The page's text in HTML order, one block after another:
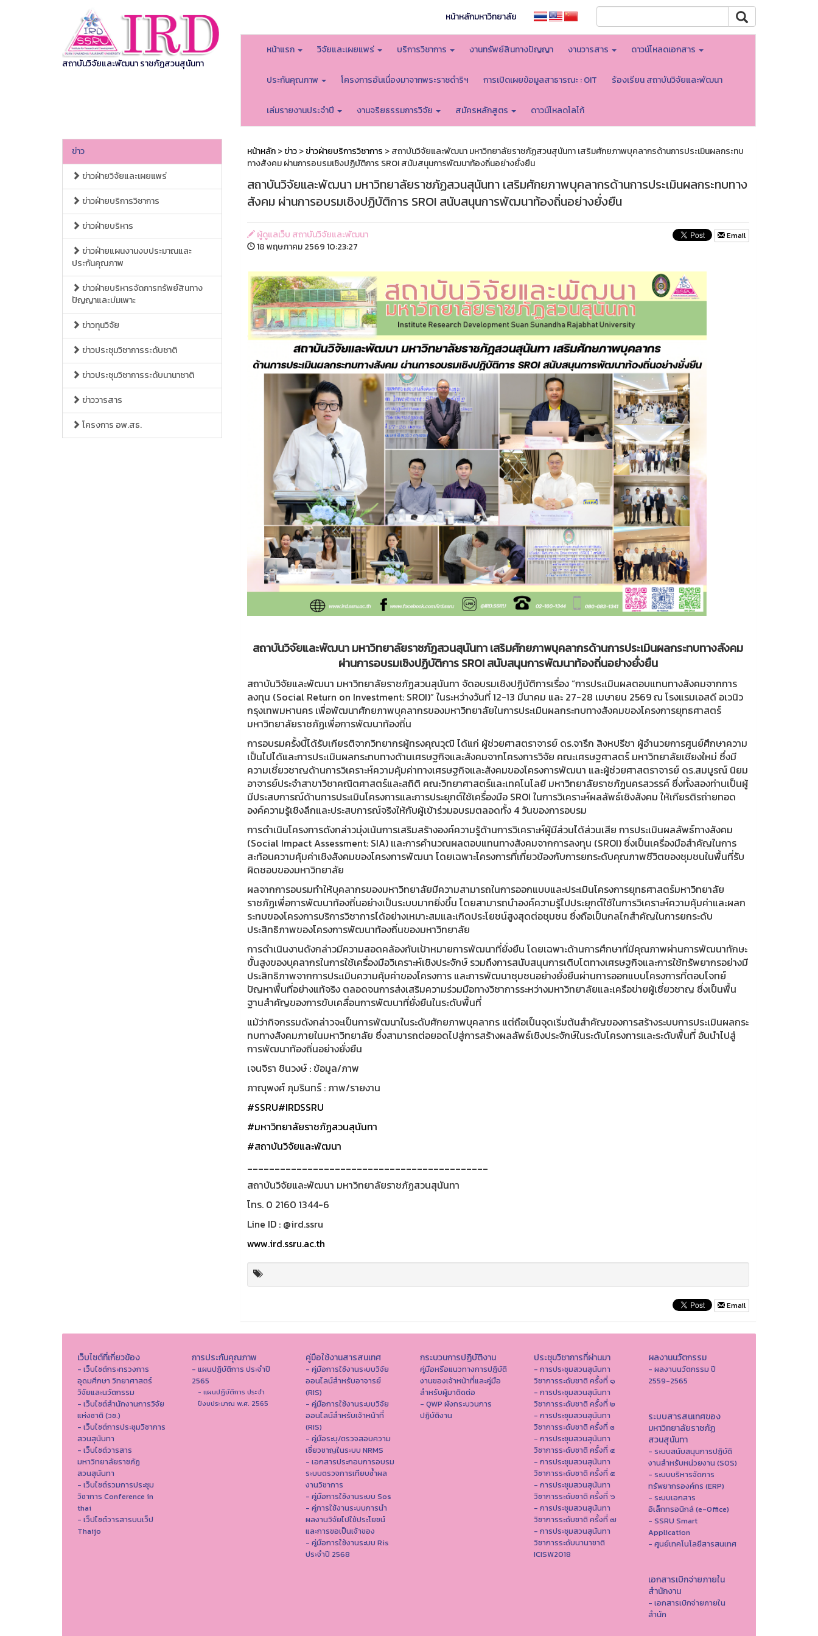
สถาบันวิจัยและพัฒนา ราชภัฏสวนสุนันทา
หน้าหลักมหาวิทยาลัย
หน้าแรก วิจัยและเผยแพร่ บริการวิชาการ งานทรัพย์สินทางปัญญา งานวารสาร ดาวน์โหลดเอกสาร
ประกันคุณภาพ โครงการอันเนื่องมาจากพระราชดำริฯ การเปิดเผยข้อมูลสาธารณะ : OIT ร้องเรียน สถาบันวิจัยและพัฒนา
เล่มรายงานประจำปี งานจริยธรรมการวิจัย สมัครหลักสูตร ดาวน์โหลดโลโก้
ข่าว
ข่าวฝ่ายวิจัยและเผยแพร่
ข่าวฝ่ายบริการวิชาการ
ข่าวฝ่ายบริหาร
ข่าวฝ่ายแผนงานงบประมาณและ
ประกันคุณภาพ
ข่าวฝ่ายบริหารจัดการทรัพย์สินทาง
ปัญญาและบ่มเพาะ
ข่าวทุนวิจัย
ข่าวประชุมวิชาการระดับชาติ
ข่าวประชุมวิชาการระดับนานาชาติ
ข่าววารสาร
โครงการ อพ.สธ.
หน้าหลัก>ข่าว>ข่าวฝ่ายบริการวิชาการ > สถาบันวิจัยและพัฒนา มหาวิทยาลัยราชภัฏสวนสุนันทา เสริมศักยภาพบุคลากรด้านการประเมินผลกระทบ
ทางสังคม ผ่านการอบรมเชิงปฏิบัติการ SROI สนับสนุนการพัฒนาท้องถิ่นอย่างยั่งยืน
สถาบันวิจัยและพัฒนา มหาวิทยาลัยราชภัฏสวนสุนันทา เสริมศักยภาพบุคลากรด้านการประเมินผลกระทบทาง
สังคม ผ่านการอบรมเชิงปฏิบัติการ SROI สนับสนุนการพัฒนาท้องถิ่นอย่างยั่งยืน
ผู้ดูแลเว็บ สถาบันวิจัยและพัฒนา
18 พฤษภาคม 2569 10:23:27
Email
สถาบันวิจัยและพัฒนา มหาวิทยาลัยราชภัฏสวนสุนันทา เสริมศักยภาพบุคลากรด้านการประเมินผลกระทบทางสังคม
ผ่านการอบรมเชิงปฏิบัติการ SROI สนับสนุนการพัฒนาท้องถิ่นอย่างยั่งยืน
สถาบันวิจัยและพัฒนา มหาวิทยาลัยราชภัฏสวนสุนันทา จัดอบรมเชิงปฏิบัติการเรื่อง “การประเมินผลตอบแทนทางสังคมจากการ
ลงทุน (Social Return on Investment: SROI)” ในระหว่างวันที่ 12-13 มีนาคม และ 27-28 เมษายน 2569 ณ โรงแรมเอสดี อเวนิว
กรุงเทพมหานคร เพื่อพัฒนาศักยภาพบุคลากรของมหาวิทยาลัยในการประเมินผลกระทบทางสังคมของโครงการยุทธศาสตร์
มหาวิทยาลัยราชภัฏเพื่อการพัฒนาท้องถิ่น
การอบรมครั้งนี้ได้รับเกียรติจากวิทยากรผู้ทรงคุณวุฒิ ได้แก่ ผู้ช่วยศาสตราจารย์ ดร.จารึก สิงหปรีชา ผู้อำนวยการศูนย์ศึกษาความ
เป็นไปได้และการประเมินผลกระทบทางด้านเศรษฐกิจและสังคมจากโครงการวิจัย คณะเศรษฐศาสตร์ มหาวิทยาลัยเชียงใหม่ ซึ่งมี
ความเชี่ยวชาญด้านการวิเคราะห์ความคุ้มค่าทางเศรษฐกิจและสังคมของโครงการพัฒนา และผู้ช่วยศาสตราจารย์ ดร.สมบูรณ์ นิยม
อาจารย์ประจำสาขาวิชาคณิตศาสตร์และสถิติ คณะวิทยาศาสตร์และเทคโนโลยี มหาวิทยาลัยราชภัฏนครสวรรค์ ซึ่งทั้งสองท่านเป็นผู้
มีประสบการณ์ด้านการประเมินโครงการและการประยุกต์ใช้เครื่องมือ SROI ในการวิเคราะห์ผลลัพธ์เชิงสังคม ให้เกียรติรถ่ายทอด
องค์ความรู้เชิงลึกและประสบการณ์จริงให้กับผู้เข้าร่วมอบรมตลอดทั้ง 4 วันของการอบรม
การดำเนินโครงการดังกล่าวมุ่งเน้นการเสริมสร้างองค์ความรู้ด้านการวิเคราะห์ผู้มีส่วนได้ส่วนเสีย การประเมินผลลัพธ์ทางสังคม
(Social Impact Assessment: SIA) และการคำนวณผลตอบแทนทางสังคมจากการลงทุน (SROI) ซึ่งเป็นเครื่องมือสำคัญในการ
สะท้อนความคุ้มค่าเชิงสังคมของโครงการพัฒนา โดยเฉพาะโครงการที่เกี่ยวข้องกับการยกระดับคุณภาพชีวิตของชุมชนในพื้นที่รับ
ผิดชอบของมหาวิทยาลัย
ผลจากการอบรมทำให้บุคลากรของมหาวิทยาลัยมีความสามารถในการออกแบบและประเมินโครงการยุทธศาสตร์มหาวิทยาลัย
ราชภัฏเพื่อการพัฒนาท้องถิ่นอย่างเป็นระบบมากยิ่งขึ้น โดยสามารถนำองค์ความรู้ไปประยุกต์ใช้ในการวิเคราะห์ความคุ้มค่าและผลก
ระทบของโครงการบริการวิชาการได้อย่างเหมาะสมและเกิดประโยชน์สูงสุดต่อชุมชน ซึ่งถือเป็นกลไกสำคัญในการยกระดับ
ประสิทธิภาพของโครงการพัฒนาท้องถิ่นของมหาวิทยาลัย
การดำเนินงานดังกล่าวมีความสอดคล้องกับเป้าหมายการพัฒนาที่ยั่งยืน โดยเฉพาะด้านการศึกษาที่มีคุณภาพผ่านการพัฒนาทักษะ
ขั้นสูงของบุคลากรในการใช้เครื่องมือวิเคราะห์เชิงประจักษ์ รวมถึงการสนับสนุนการเติบโตทางเศรษฐกิจและการใช้ทรัพยากรอย่างมี
ประสิทธิภาพจากการประเมินความคุ้มค่าของโครงการ และการพัฒนาชุมชนอย่างยั่งยืนผ่านการออกแบบโครงการที่ตอบโจทย์
ปัญหาพื้นที่อย่างแท้จริง ตลอดจนการส่งเสริมความร่วมมือทางวิชาการระหว่างมหาวิทยาลัยและเครือข่ายผู้เชี่ยวชาญ ซึ่งเป็นพื้น
ฐานสำคัญของการขับเคลื่อนการพัฒนาที่ยั่งยืนในระดับพื้นที่
แม้ว่ากิจกรรมดังกล่าวจะเป็นการพัฒนาในระดับศักยภาพบุคลากร แต่ถือเป็นจุดเริ่มต้นสำคัญของการสร้างระบบการประเมินผลกระ
ทบทางสังคมภายในมหาวิทยาลัย ซึ่งสามารถต่อยอดไปสู่การสร้างผลลัพธ์เชิงประจักษ์ในระดับโครงการและระดับพื้นที่ อันนำไปสู่
การพัฒนาท้องถิ่นอย่างยั่งยืน
เจนจิรา ชินวงษ์ : ข้อมูล/ภาพ
ภาณุพงศ์ ภุมรินทร์ : ภาพ/รายงาน
#SSRU#IRDSSRU
#มหาวิทยาลัยราชภัฏสวนสุนันทา
#สถาบันวิจัยและพัฒนา
____________________________________________
สถาบันวิจัยและพัฒนา มหาวิทยาลัยราชภัฏสวนสุนันทา
โทร. 0 2160 1344-6
Line ID : @ird.ssru
www.ird.ssru.ac.th
Email
เว็บไซต์ที่เกี่ยวข้อง
- เว็บไซต์กระทรวงการ
อุดมศึกษา วิทยาศาสตร์
วิจัยและนวัตกรรม
- เว็บไซต์สำนักงานการวิจัย
แห่งชาติ (วช.)
- เว็บไซต์การประชุมวิชาการ
สวนสุนันทา
- เว็บไซต์วารสาร
มหาวิทยาลัยราชภัฏ
สวนสุนันทา
- เว็บไซต์รวมการประชุม
วิชาการ Conference in
thai
- เว็ปไซต์วารสารบนเว็ป
Thaijo
การประกันคุณภาพ
- แผนปฏิบัติการ ประจำปี
2565
- แผนปฏิบัติการ ประจำ
ปีงบประมาณ พ.ศ. 2565
คู่มือใช้งานสารสนเทศ
- คู่มือการใช้งานระบบวิจัย
ออนไลน์สำหรับอาจารย์
(RIS)
- คู่มือการใช้งานระบบวิจัย
ออนไลน์สำหรับเจ้าหน้าที่
(RIS)
- คู่มือระบุ/ตรวจสอบความ
เชี่ยวชาญในระบบ NRMS
- เอกสารประกอบการอบรม
ระบบตรวจการเทียบซ้ำผล
งานวิชาการ
- คู่มือการใช้งานระบบ Sos
- คู่การใช้งานระบบการนำ
ผลงานวิจัยไปใช้ประโยชน์
และการขอเป็นเจ้าของ
- คู่มือการใช้งานระบบ Ris
ประจำปี 2568
กระบวนการปฏิบัติงาน
คู่มือหรือแนวทางการปฏิบัติ
งานของเจ้าหน้าที่และคู่มือ
สำหรับผู้มาติดต่อ
- QWP ผังกระบวนการ
ปฏิบัติงาน
ประชุมวิชาการที่ผ่านมา
- การประชุมสวนสุนันทา
วิชาการระดับชาติ ครั้งที่ ๑
- การประชุมสวนสุนันทา
วิชาการระดับชาติ ครั้งที่ ๒
- การประชุมสวนสุนันทา
วิชาการระดับชาติ ครั้งที่ ๓
- การประชุมสวนสุนันทา
วิชาการระดับชาติ ครั้งที่ ๔
- การประชุมสวนสุนันทา
วิชาการระดับชาติ ครั้งที่ ๕
- การประชุมสวนสุนันทา
วิชาการระดับชาติ ครั้งที่ ๖
- การประชุมสวนสุนันทา
วิชาการระดับชาติ ครั้งที่ ๗
- การประชุมสวนสุนันทา
วิชาการระดับนานาชาติ
ICISW2018
ผลงานนวัตกรรม
- ผลงานนวัตกรรม ปี
2559-2565
ระบบสารสนเทศของ
มหาวิทยาลัยราชภัฏ
สวนสุนันทา
- ระบบสนับสนุนการปฏิบัติ
งานสำหรับหน่วยงาน (SOS)
- ระบบบริหารจัดการ
ทรัพยากรองค์กร (ERP)
- ระบบเอกสาร
อิเล็กทรอนิกส์ (e-Office)
- SSRU Smart
Application
- ศูนย์เทคโนโลยีสารสนเทศ
เอกสารเบิกจ่ายภายใน
สำนักงาน
- เอกสารเบิกจ่ายภายใน
สำนัก